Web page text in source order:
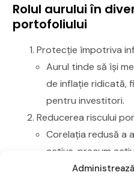
Administrează
Rolul aurului în
portofoliului
Protecție împotriva
Aurul tinde să își
de inflație ridicată,
pentru investitori.
Reducerea riscului
Corelația redusă a
active, precum
atenuarea